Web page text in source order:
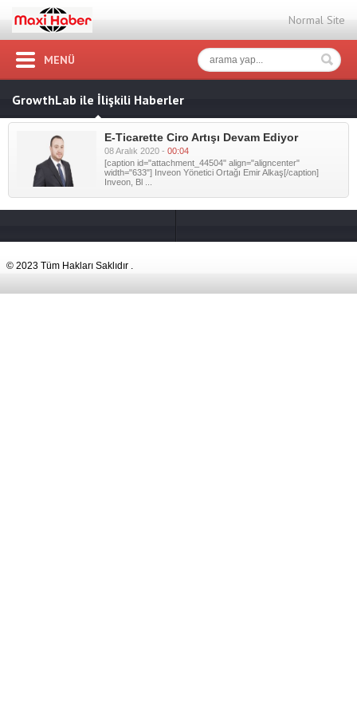
Normal Site
MENÜ
GrowthLab ile İlişkili Haberler
E-Ticarette Ciro Artışı Devam Ediyor
08 Aralık 2020 - 00:04
[caption id="attachment_44504" align="aligncenter"
width="633"] Inveon Yönetici Ortağı Emir Alkaş[/caption]
Inveon, Bl ...
© 2023 Tüm Hakları Saklıdır .